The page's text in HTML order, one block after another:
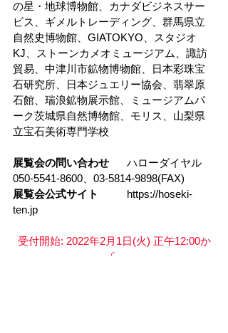
の星・地球博物館、カナダビジネスサー
ビス、ギメルトレーディング、群馬県立
自然史博物館、GIATOKYO、スタジオ
KJ、ストーンカメオミュージアム、諏訪
貿易、中津川市鉱物博物館、日本彩珠宝
石研究所、日本ジュエリー協会、翡翠原
石館、瑞浪鉱物展示館、ミュージアムパ
ーク茨城県自然博物館、モリス、山梨県
立宝石美術専門学校
展覧会の問い合わせ
050-5541-8600、03-5814-9898(FAX)
展覧会公式サイト
ten.jp
受付開始: 2022年2月1日(火) 正午12:00か
ら